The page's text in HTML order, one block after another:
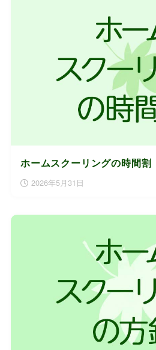
ホームスクーリングの時間割
2026年5月31日